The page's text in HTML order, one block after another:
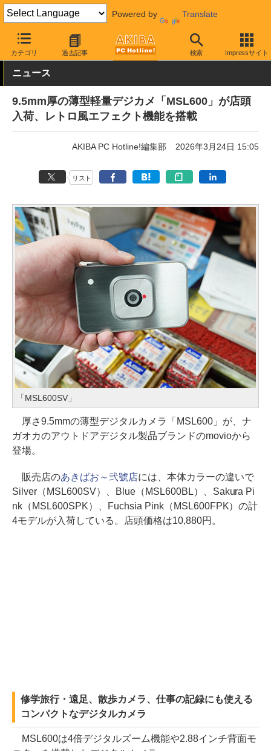
Powered by Translate
カテゴリ 過去記事 検索 Impressサイト
AKIBA PC Hotline! モバイル 小型カメラ・レコーダー 小型カメ
ニュース
9.5mm厚の薄型軽量デジカメ「MSL600」が店頭
入荷、レトロ風エフェクト機能を搭載
AKIBA PC Hotline!編集部 2026年3月24日 15:05
リスト
「MSL600SV」
厚さ9.5mmの薄型デジタルカメラ「MSL600」が、ナ
ガオカのアウトドアデジタル製品ブランドのmovioから
登場。
販売店のあきばお～弐號店には、本体カラーの違いで
Silver（MSL600SV）、Blue（MSL600BL）、Sakura Pi
nk（MSL600SPK）、Fuchsia Pink（MSL600FPK）の計
4モデルが入荷している。店頭価格は10,880円。
修学旅行・遠足、散歩カメラ、仕事の記録にも使える
コンパクトなデジタルカメラ
MSL600は4倍デジタルズーム機能や2.88インチ背面モ